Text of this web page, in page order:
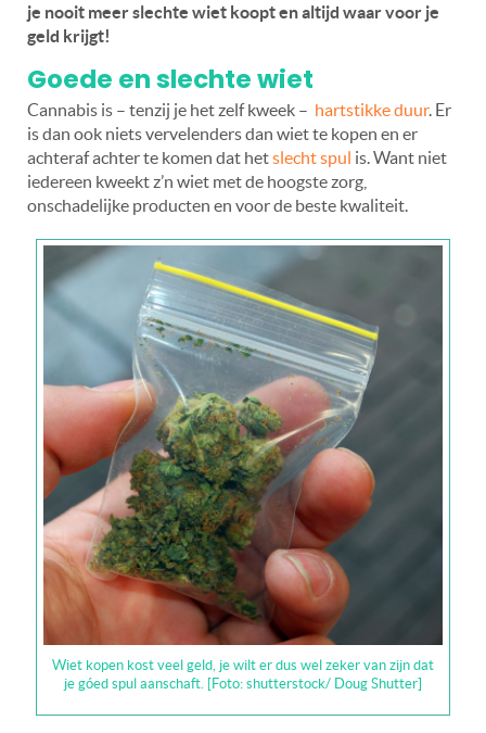
je nooit meer slechte wiet koopt en altijd waar voor je
geld krijgt!
Goede en slechte wiet
Cannabis is – tenzij je het zelf kweek – hartstikke duur. Er
is dan ook niets vervelenders dan wiet te kopen en er
achteraf achter te komen dat hetslecht spul is. Want niet
iedereen kweekt z’n wiet met de hoogste zorg,
onschadelijke producten en voor de beste kwaliteit.
Wiet kopen kost veel geld, je wilt er dus wel zeker van zijn dat
je góed spul aanschaft. [Foto: shutterstock/ Doug Shutter]